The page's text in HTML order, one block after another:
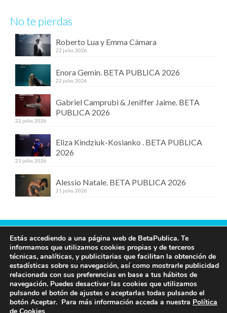
No te pierdas
Roberto Lua y Emma Cámara
22 julio, 2026
Enora Gemin. BETA PUBLICA 2026
22 julio, 2026
Gabriel Camprubi & Jeniffer Jaime. BETA
PUBLICA 2026
22 julio, 2026
Eliza Kindziuk-Kosianko . BETA PUBLICA
2026
21 julio, 2026
Alessio Natale. BETA PUBLICA 2026
21 julio, 2026
Contacta con nosotros
609 19 97 00
info@betapublica.org
© Beta Publica -Aviso Legal y de privacidad
Estás accediendo a una página web de BetaPublica. Te
informamos que utilizamos cookies propias y de terceros
técnicas, analíticas, y publicitarias que facilitan la obtención de
estadísticas sobre su navegación, así como mostrarle publicidad
relacionada con sus preferencias en base a tus hábitos de
navegación. Puedes desactivar las cookies que utilizamos
pulsando el botón de ajustes o aceptarlas todas pulsando el
botón Aceptar. Para más información acceda a nuestra Política